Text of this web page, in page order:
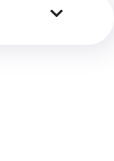
서